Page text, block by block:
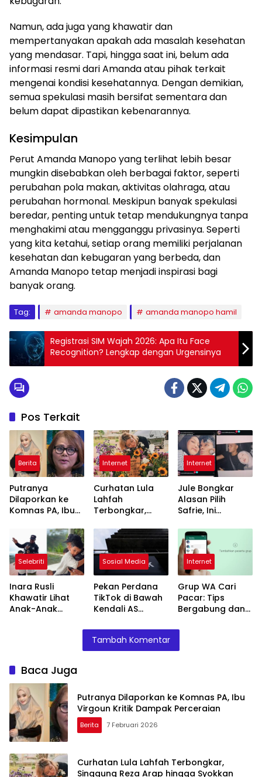
Namun, ada juga yang khawatir dan
mempertanyakan apakah ada masalah kesehatan
yang mendasar. Tapi, hingga saat ini, belum ada
informasi resmi dari Amanda atau pihak terkait
mengenai kondisi kesehatannya. Dengan demikian,
semua spekulasi masih bersifat sementara dan
belum dapat dipastikan kebenarannya.
Kesimpulan
Perut Amanda Manopo yang terlihat lebih besar
mungkin disebabkan oleh berbagai faktor, seperti
perubahan pola makan, aktivitas olahraga, atau
perubahan hormonal. Meskipun banyak spekulasi
beredar, penting untuk tetap mendukungnya tanpa
menghakimi atau mengganggu privasinya. Seperti
yang kita ketahui, setiap orang memiliki perjalanan
kesehatan dan kebugaran yang berbeda, dan
Amanda Manopo tetap menjadi inspirasi bagi
banyak orang.
Tag: amanda manopo amanda manopo hamil
Registrasi SIM Wajah 2026: Apa Itu Face
Recognition? Lengkap dengan Urgensinya
Pos Terkait
Berita
Putranya
Dilaporkan ke
Komnas PA, Ibu
Dampak
Perceraian
Internet
Curhatan Lula
Lahfah
Terbongkar,
Arap hingga
Syokkan Awkarin
Internet
Jule Bongkar
Alasan Pilih
Safrie, Ini
Membuatnya
Tertarik
Selebriti
Inara Rusli
Khawatir Lihat
Anak-Anak
Sosial Media
Pekan Perdana
TikTok di Bawah
Kendali AS
Data dan Sensor
Internet
Grup WA Cari
Pacar: Tips
Bergabung dan
Pasangan Ideal
Tambah Komentar
Baca Juga
Putranya Dilaporkan ke Komnas PA, Ibu
Virgoun Kritik Dampak Perceraian
Berita 7 Februari 2026
Curhatan Lula Lahfah Terbongkar,
Singgung Reza Arap hingga Syokkan